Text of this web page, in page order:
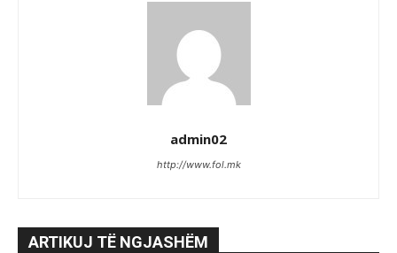
admin02
http://www.fol.mk
ARTIKUJ TË NGJASHËM